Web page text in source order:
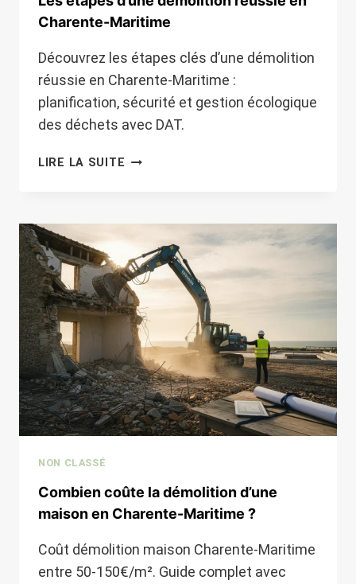
Charente-Maritime
Découvrez les étapes clés d’une démolition
réussie en Charente-Maritime :
planification, sécurité et gestion écologique
des déchets avec DAT.
LIRE LA SUITE LES
CHARENTE-
MARITIME
NON CLASSÉ
Combien coûte la démolition d’une
maison en Charente-Maritime ?
Coût démolition maison Charente-Maritime
entre 50-150€/m². Guide complet avec